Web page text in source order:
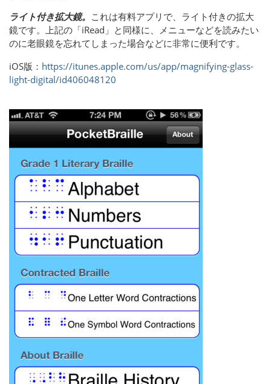
ライト付き拡大鏡。 これは有料アプリで、ライト付きの拡大
鏡です。上記の「iRead」と同様に、メニューなどを読みたい
のに老眼鏡を忘れてしまった場合などに非常に便利です。
iOS版： https://itunes.apple.com/us/app/magnifying-glass-
light-digital/id406048120